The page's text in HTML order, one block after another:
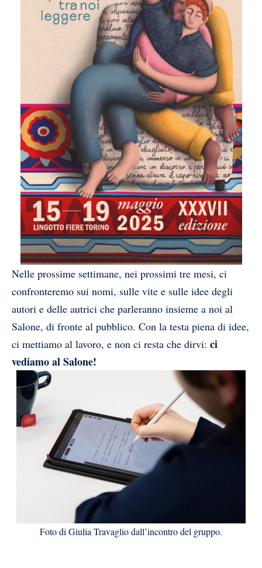
Nelle prossime settimane, nei prossimi tre mesi, ci
confronteremo sui nomi, sulle vite e sulle idee degli
autori e delle autrici che parleranno insieme a noi al
Salone, di fronte al pubblico. Con la testa piena di idee,
ci mettiamo al lavoro, e non ci resta che dirvi: ci
vediamo al Salone!
Foto di Giulia Travaglio dall’incontro del gruppo.